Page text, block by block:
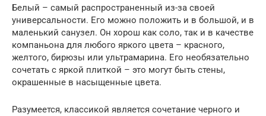
Белый – самый распространенный из-за своей
универсальности. Его можно положить и в большой, и в
маленький санузел. Он хорош как соло, так и в качестве
компаньона для любого яркого цвета – красного,
желтого, бирюзы или ультрамарина. Его необязательно
сочетать с яркой плиткой – это могут быть стены,
окрашенные в насыщенные цвета.
Разумеется, классикой является сочетание черного и